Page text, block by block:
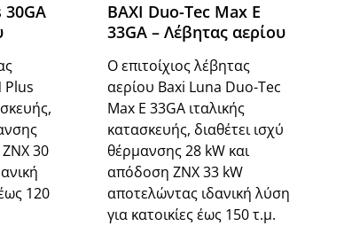
Plus
30
120
BAXI Duo-Tec Max E
33GA – Λέβητας αερίου
Ο επιτοίχιος λέβητας
αερίου Baxi Luna Duo-Tec
Max E 33GA ιταλικής
κατασκευής, διαθέτει ισχύ
θέρμανσης 28 kW και
απόδοση ΖΝΧ 33 kW
αποτελώντας ιδανική λύση
για κατοικίες έως 150 τ.μ.